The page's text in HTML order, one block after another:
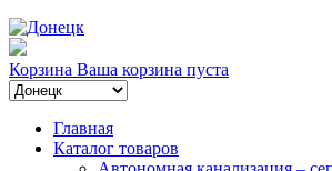
Корзина Ваша корзина пуста
Главная
Каталог товаров